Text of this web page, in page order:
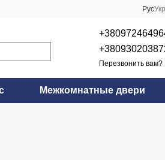
РусУкр
Перезвонить вам?
Межкомнатные двери